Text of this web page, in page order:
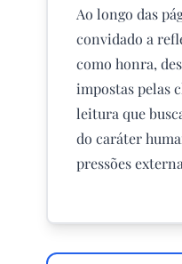
Ao longo das
convidado a
como honra,
impostas pelas
leitura que
do caráter
pressões